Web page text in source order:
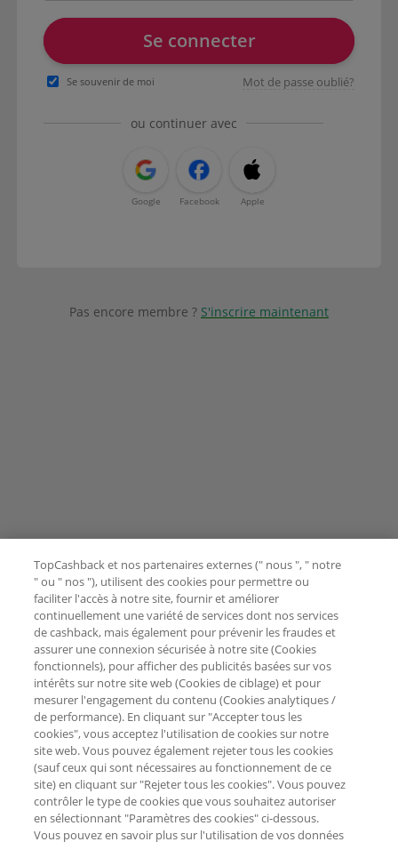
Se connecter
Se souvenir de moi Mot de passe oublié?
ou continuer avec
Google Facebook Apple
Pas encore membre ? S'inscrire maintenant
TopCashback et nos partenaires externes (" nous ", " notre
" ou " nos "), utilisent des cookies pour permettre ou
faciliter l'accès à notre site, fournir et améliorer
continuellement une variété de services dont nos services
de cashback, mais également pour prévenir les fraudes et
assurer une connexion sécurisée à notre site (Cookies
fonctionnels), pour afficher des publicités basées sur vos
intérêts sur notre site web (Cookies de ciblage) et pour
mesurer l'engagement du contenu (Cookies analytiques /
de performance). En cliquant sur "Accepter tous les
cookies", vous acceptez l'utilisation de cookies sur notre
site web. Vous pouvez également rejeter tous les cookies
(sauf ceux qui sont nécessaires au fonctionnement de ce
site) en cliquant sur "Rejeter tous les cookies". Vous pouvez
contrôler le type de cookies que vous souhaitez autoriser
en sélectionnant "Paramètres des cookies" ci-dessous.
Vous pouvez en savoir plus sur l'utilisation de vos données